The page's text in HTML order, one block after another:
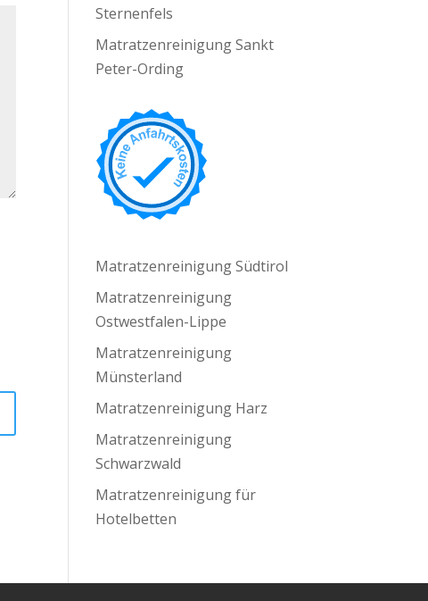
Sternenfels
Matratzenreinigung Sankt
Peter-Ording
Matratzenreinigung Südtirol
Matratzenreinigung
Ostwestfalen-Lippe
Matratzenreinigung
Münsterland
Matratzenreinigung Harz
Matratzenreinigung
Schwarzwald
Matratzenreinigung für
Hotelbetten